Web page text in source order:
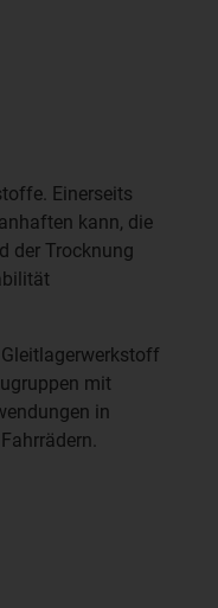
Einerseits
kann, die
der Trocknung
mit
in